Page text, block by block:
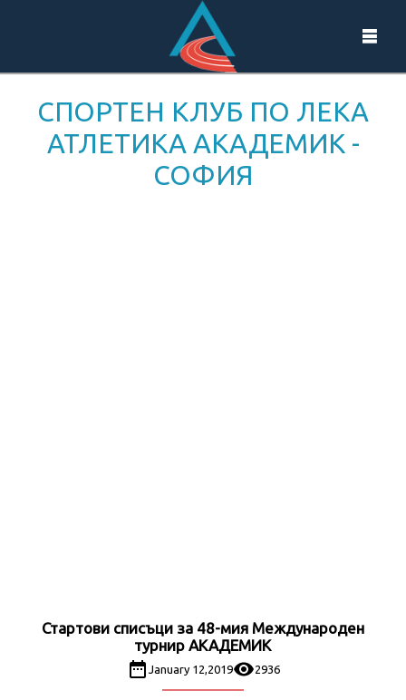
СПОРТЕН КЛУБ ПО ЛЕКА
АТЛЕТИКА АКАДЕМИК -
СОФИЯ
Стартови списъци за 48-мия Международен
турнир АКАДЕМИК
January 12,2019 2936